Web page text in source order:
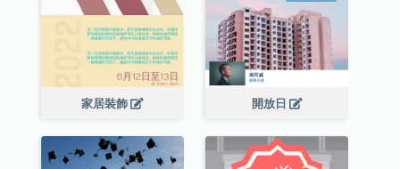
家居裝飾 開放日